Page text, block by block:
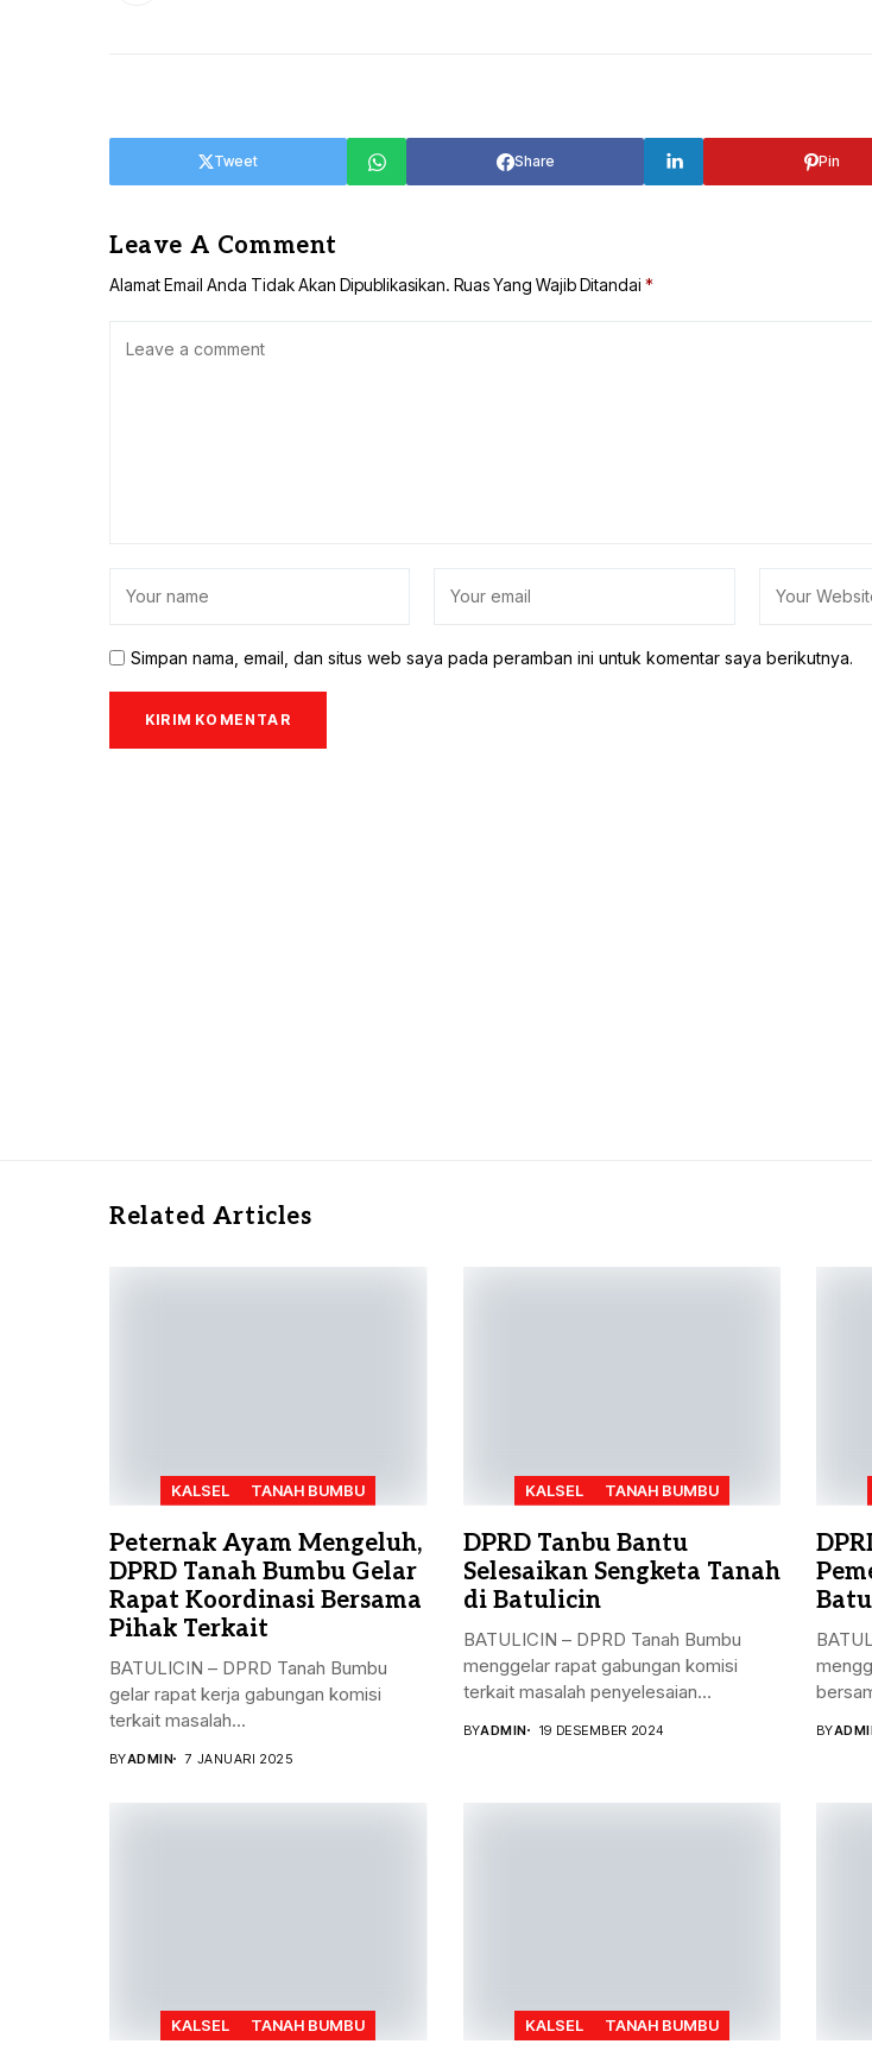
TANAH LAUT
Share
Tweet Pin
Leave A Comment
Alamat Email Anda Tidak Akan Dipublikasikan. Ruas Yang Wajib Ditandai *
Simpan nama, email, dan situs web saya pada peramban ini untuk komentar saya berikutnya.
Related Articles
KALSEL TANAH BUMBU
Peternak Ayam Mengeluh,
DPRD Tanah Bumbu Gelar
Rapat Koordinasi Bersama
Pihak Terkait
BATULICIN – DPRD Tanah Bumbu
gelar rapat kerja gabungan komisi
terkait masalah...
BYADMIN 7 JANUARI 2025
KALSEL TANAH BUMBU
DPRD Tanbu Bantu
Selesaikan Sengketa Tanah
di Batulicin
BATULICIN – DPRD Tanah Bumbu
menggelar rapat gabungan komisi
terkait masalah penyelesaian...
BYADMIN 19 DESEMBER 2024 BY
KALSEL TANAH BUMBU KALSEL TANAH BUMBU